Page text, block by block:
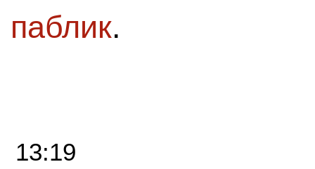
паблик.
13:19